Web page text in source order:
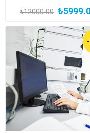
₺12000.00